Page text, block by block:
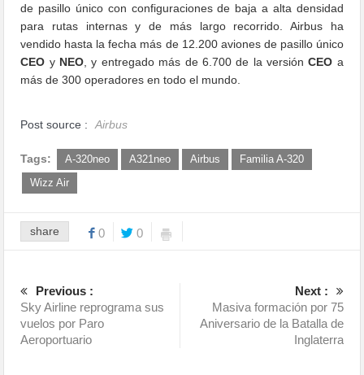
de pasillo único con configuraciones de baja a alta densidad
para rutas internas y de más largo recorrido. Airbus ha
vendido hasta la fecha más de 12.200 aviones de pasillo único
CEO y NEO , y entregado más de 6.700 de la versiónCEO a
más de 300 operadores en todo el mundo.
Post source : Airbus
Tags: A-320neo A321neo Airbus
Familia A-320
Wizz Air
share 0 0
Previous :
Sky Airline reprograma sus
vuelos por Paro
Aeroportuario
Next :
Masiva formación por 75
Aniversario de la Batalla de
Inglaterra